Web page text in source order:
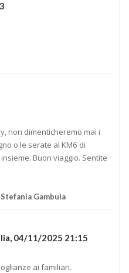
non dimenticheremo mai i
o le serate al KM6 di
Buon viaggio. Sentite
Gambula
04/11/2025 21:15
ai familiari.